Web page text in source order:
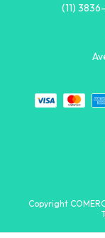
(11)
Copyright